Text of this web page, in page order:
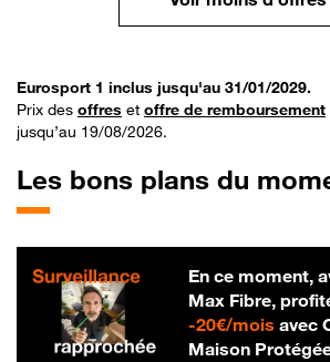
Eurosport 1 inclus jusqu'au 31/01/2029.
Prix des offres et offre de remboursement
jusqu’au 19/08/2026.
Les bons plans du
En ce moment,
Max Fibre,
-20€/mois20 €
avec
Maison